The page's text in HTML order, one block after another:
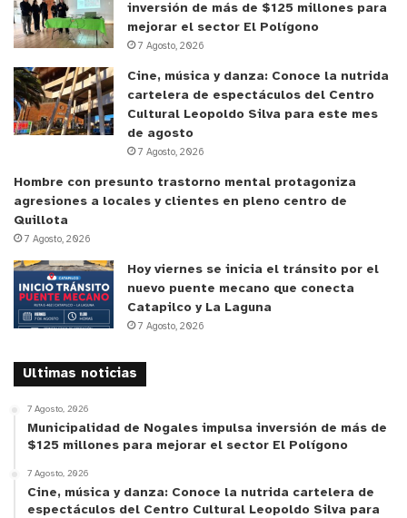
inversión de más de $125 millones para
mejorar el sector El Polígono
7 Agosto, 2026
Cine, música y danza: Conoce la nutrida
cartelera de espectáculos del Centro
Cultural Leopoldo Silva para este mes
de agosto
7 Agosto, 2026
Hombre con presunto trastorno mental protagoniza
agresiones a locales y clientes en pleno centro de
Quillota
7 Agosto, 2026
Hoy viernes se inicia el tránsito por el
nuevo puente mecano que conecta
Catapilco y La Laguna
7 Agosto, 2026
Ultimas noticias
7 Agosto, 2026
Municipalidad de Nogales impulsa inversión de más de
$125 millones para mejorar el sector El Polígono
7 Agosto, 2026
Cine, música y danza: Conoce la nutrida cartelera de
espectáculos del Centro Cultural Leopoldo Silva para